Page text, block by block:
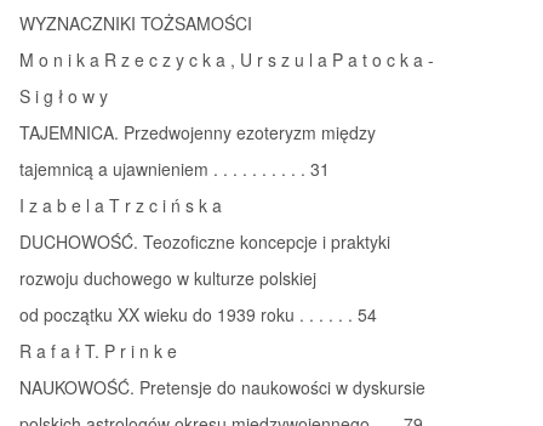
WYZNACZNIKI TOŻSAMOŚCI
M o n i k a R z e c z y c k a , U r s z u l a P a t o c k a ‑
S i g ł o w y
TAJEMNICA. Przedwojenny ezoteryzm między
tajemnicą a ujawnieniem . . . . . . . . . . 31
I z a b e l a T r z c i ń s k a
DUCHOWOŚĆ. Teozoficzne koncepcje i praktyki
rozwoju duchowego w kulturze polskiej
od początku XX wieku do 1939 roku . . . . . . 54
R a f a ł T. P r i n k e
NAUKOWOŚĆ. Pretensje do naukowości w dyskursie